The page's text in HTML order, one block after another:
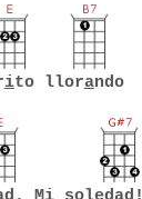
ito llorando